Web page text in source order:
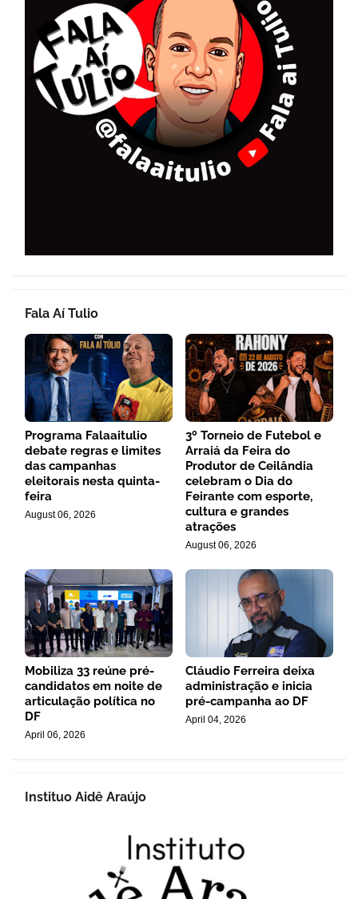
Fala Aí Tulio
Programa Falaaitulio
debate regras e limites
das campanhas
eleitorais nesta quinta-
feira
August 06, 2026
3º Torneio de Futebol e
Arraiá da Feira do
Produtor de Ceilândia
celebram o Dia do
Feirante com esporte,
cultura e grandes
atrações
August 06, 2026
Mobiliza 33 reúne pré-
candidatos em noite de
articulação política no
DF
April 06, 2026
Cláudio Ferreira deixa
administração e inicia
pré-campanha ao DF
April 04, 2026
Instituo Aidê Araújo